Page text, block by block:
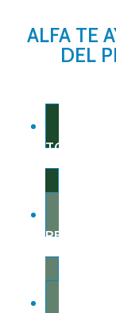
ALFA TE
DEL
TOTAL
RED ALFA